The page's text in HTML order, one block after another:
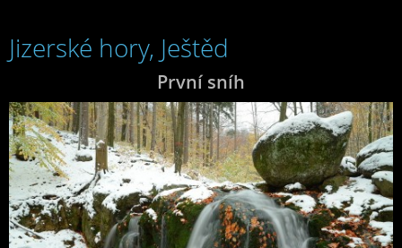
Jizerské hory, Ještěd
První sníh